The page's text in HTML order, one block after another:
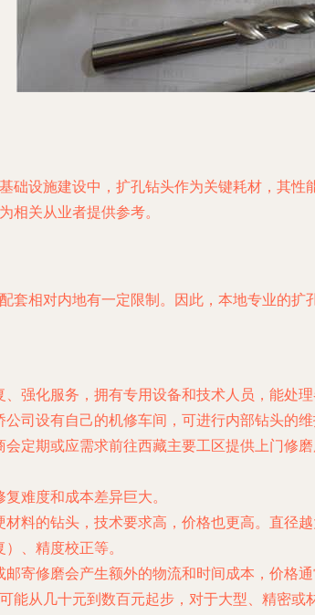
础设施建设中，扩孔钻头作为关键耗材，其
相关从业者提供参考。
套相对内地有一定限制。因此，本地专业的
、强化服务，拥有专用设备和技术人员，能处
公司设有自己的机修车间，可进行内部钻头的维
会定期或应需求前往西藏主要工区提供上门修磨
难度和成本差异巨大。
材料的钻头，技术要求高，价格也更高。直径
、精度校正等。
邮寄修磨会产生额外的物流和时间成本，价格通
可能从几十元到数百元起步，对于大型、精密